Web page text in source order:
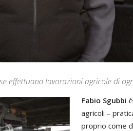
effettuano lavorazioni agricole di
Fabio Sgubbi
agricoli –
proprio come